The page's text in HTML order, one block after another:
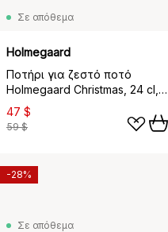
Σε απόθεμα
Holmegaard
Ποτήρι για ζεστό ποτό
Holmegaard Christmas, 24 cl,
συσκευασία 2 τεμαχίων.,
2024
47 $
59 $
Σε απόθεμα
-28%